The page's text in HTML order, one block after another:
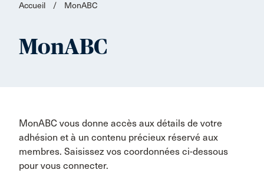
Accueil / MonABC
MonABC
MonABC vous donne accès aux détails de votre
adhésion et à un contenu précieux réservé aux
membres. Saisissez vos coordonnées ci-dessous
pour vous connecter.